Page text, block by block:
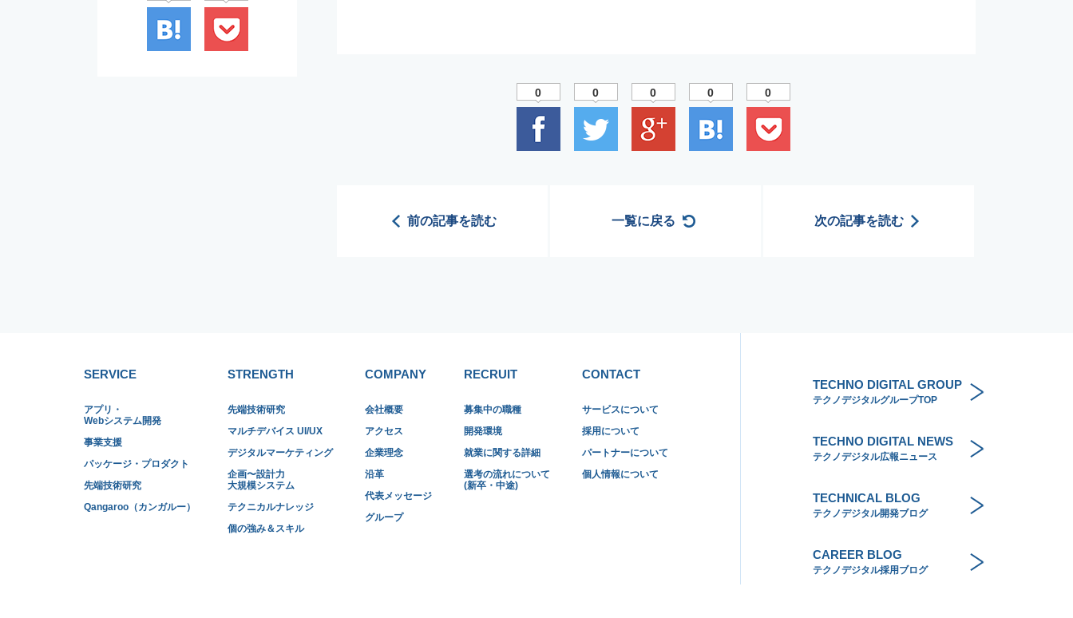
0 0 0 0 0
前の記事を読む 一覧に戻る 次の記事を読む
SERVICE
アプリ・
Webシステム開発
事業支援
パッケージ・プロダクト
先端技術研究
Qangaroo（カンガルー）
STRENGTH
先端技術研究
マルチデバイス UI/UX
デジタルマーケティング
企画〜設計力
大規模システム
テクニカルナレッジ
個の強み＆スキル
COMPANY
会社概要
アクセス
企業理念
沿革
代表メッセージ
グループ
RECRUIT
募集中の職種
開発環境
就業に関する詳細
選考の流れについて
(新卒・中途)
CONTACT
サービスについて
採用について
パートナーについて
個人情報について
TECHNO DIGITAL GROUP
テクノデジタルグループTOP
TECHNO DIGITAL NEWS
テクノデジタル広報ニュース
TECHNICAL BLOG
テクノデジタル開発ブログ
CAREER BLOG
テクノデジタル採用ブログ